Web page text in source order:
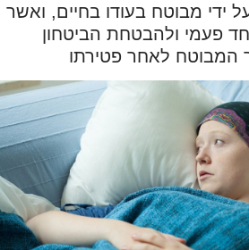
ידי מבוטח בעודו בחיים, ואשר
פעמי ולהבטחת הביטחון
המבוטח לאחר פטירתו